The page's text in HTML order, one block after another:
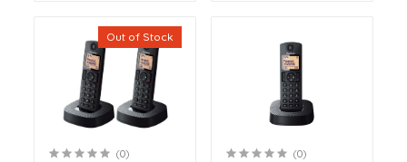
Out of Stock
(0) (0)